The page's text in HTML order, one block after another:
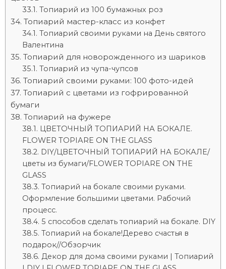
Топиарий из 100 бумажных роз
Топиарий мастер-класс из конфет
Топиарий своими руками на День святого
Валентина
Топиарий для новорожденного из шариков
Топиарий из чупа-чупсов
Топиарий своими руками: 100 фото-идей
Топиарий с цветами из гофрированной
бумаги
Топиарий на фужере
ЦВЕТОЧНЫЙ ТОПИАРИЙ НА БОКАЛЕ.
FLOWER TOPIАRE ON THE GLASS
DIY/ЦВЕТОЧНЫЙ ТОПИАРИЙ НА БОКАЛЕ/
цветы из бумаги/FLOWER TOPIАRE ON THE
GLASS
Топиарий на бокале своими руками.
Оформление большими цветами. Рабочий
процесс.
5 способов сделать топиарий на бокале. DIY
Топиарий на бокале!Дерево счастья в
подарок//Обзорчик
Декор для дома своими руками | Топиарий